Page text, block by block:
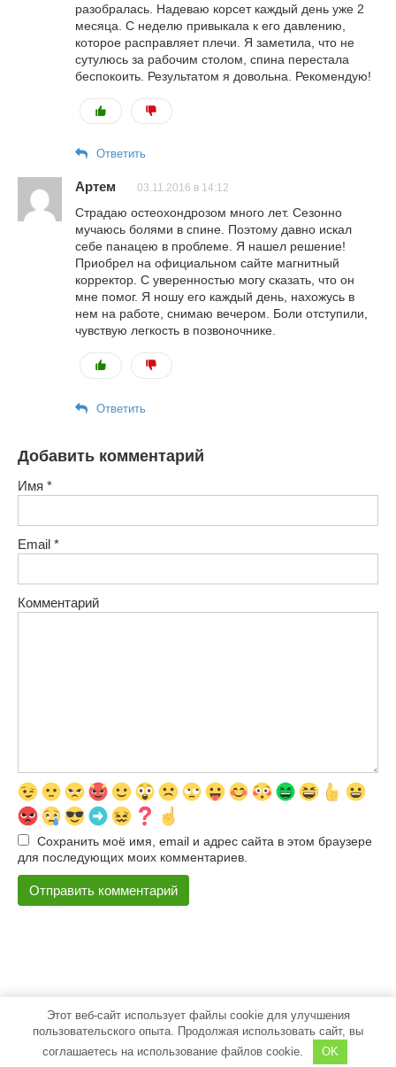
разобралась. Надеваю корсет каждый день уже 2
месяца. С неделю привыкала к его давлению,
которое расправляет плечи. Я заметила, что не
сутулюсь за рабочим столом, спина перестала
беспокоить. Результатом я довольна. Рекомендую!
Ответить
Артем 03.11.2016 в 14:12
Страдаю остеохондрозом много лет. Сезонно
мучаюсь болями в спине. Поэтому давно искал
себе панацею в проблеме. Я нашел решение!
Приобрел на официальном сайте магнитный
корректор. С уверенностью могу сказать, что он
мне помог. Я ношу его каждый день, нахожусь в
нем на работе, снимаю вечером. Боли отступили,
чувствую легкость в позвоночнике.
Ответить
Добавить комментарий
Имя *
Email *
Комментарий
Сохранить моё имя, email и адрес сайта в этом браузере
для последующих моих комментариев.
© 2026 500pokupok
Этот веб-сайт использует файлы cookie для улучшения
пользовательского опыта. Продолжая использовать сайт, вы
соглашаетесь на использование файлов cookie.
OK